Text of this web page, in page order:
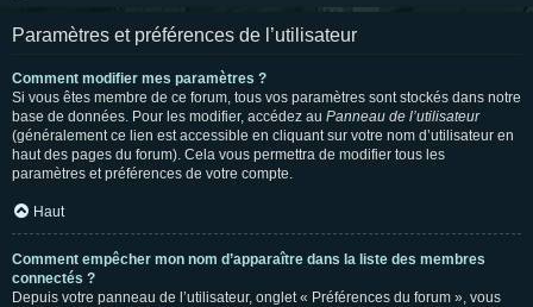
Paramètres et préférences de l’utilisateur
Comment modifier mes paramètres ?
Si vous êtes membre de ce forum, tous vos paramètres sont stockés dans notre
base de données. Pour les modifier, accédez au Panneau de l’utilisateur
(généralement ce lien est accessible en cliquant sur votre nom d’utilisateur en
haut des pages du forum). Cela vous permettra de modifier tous les
paramètres et préférences de votre compte.
Haut
Comment empêcher mon nom d’apparaître dans la liste des membres
connectés ?
Depuis votre panneau de l’utilisateur, onglet « Préférences du forum », vous